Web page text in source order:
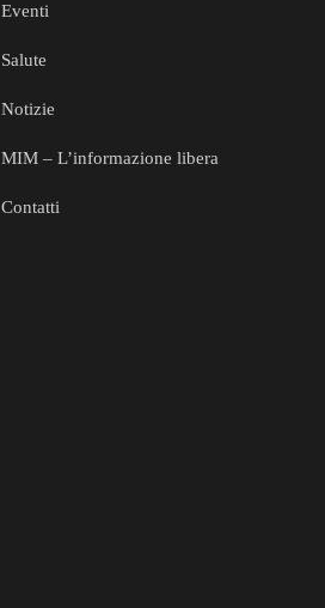
Eventi
Salute
Notizie
MIM – L’informazione libera
Contatti